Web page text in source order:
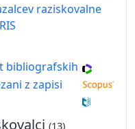
raziskovalne
bibliografskih
z zapisi
(13)